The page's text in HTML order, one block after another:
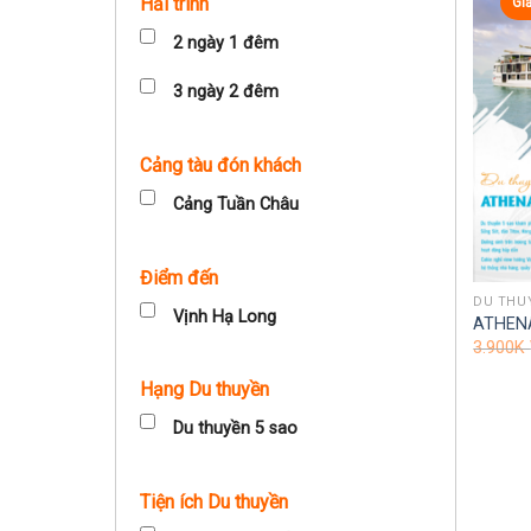
2 ngày 1 đêm
3 ngày 2 đêm
Cảng tàu đón khách
Cảng Tuần Châu
Điểm đến
Vịnh Hạ Long
Hạng Du thuyền
Du thuyền 5 sao
Tiện ích Du thuyền
DU
3.900K